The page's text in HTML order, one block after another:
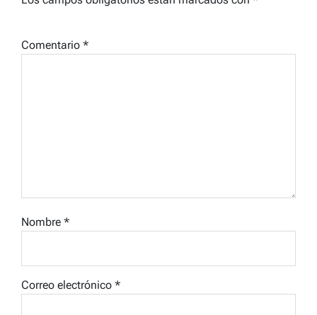
Comentario *
Nombre *
Correo electrónico *